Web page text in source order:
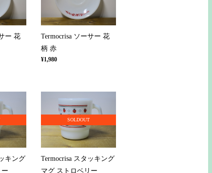
ー 花
Termocrisa ソーサー 花
柄 赤
¥1,980
キング
SOLDOUT
Termocrisa スタッキング
マグ ストロベリー